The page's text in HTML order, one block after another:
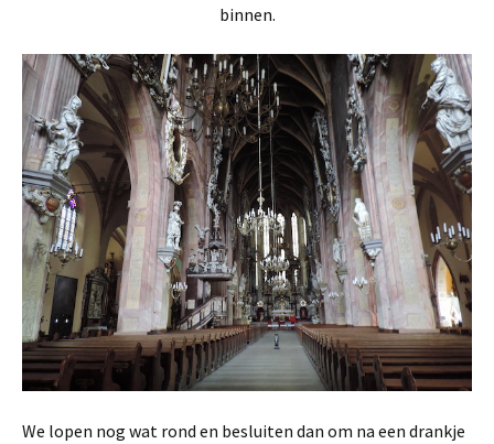
binnen.
We lopen nog wat rond en besluiten dan om na een drankje